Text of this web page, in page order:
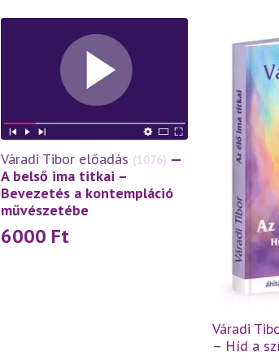
Váradi Tibor előadás (1076) —
A belső ima titkai –
Bevezetés a kontempláció
művészetébe
6000 Ft
Váradi
– Híd a